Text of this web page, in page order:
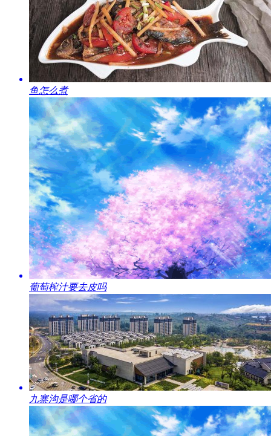
​鱼怎么煮
​葡萄榨汁要去皮吗
​九寨沟是哪个省的